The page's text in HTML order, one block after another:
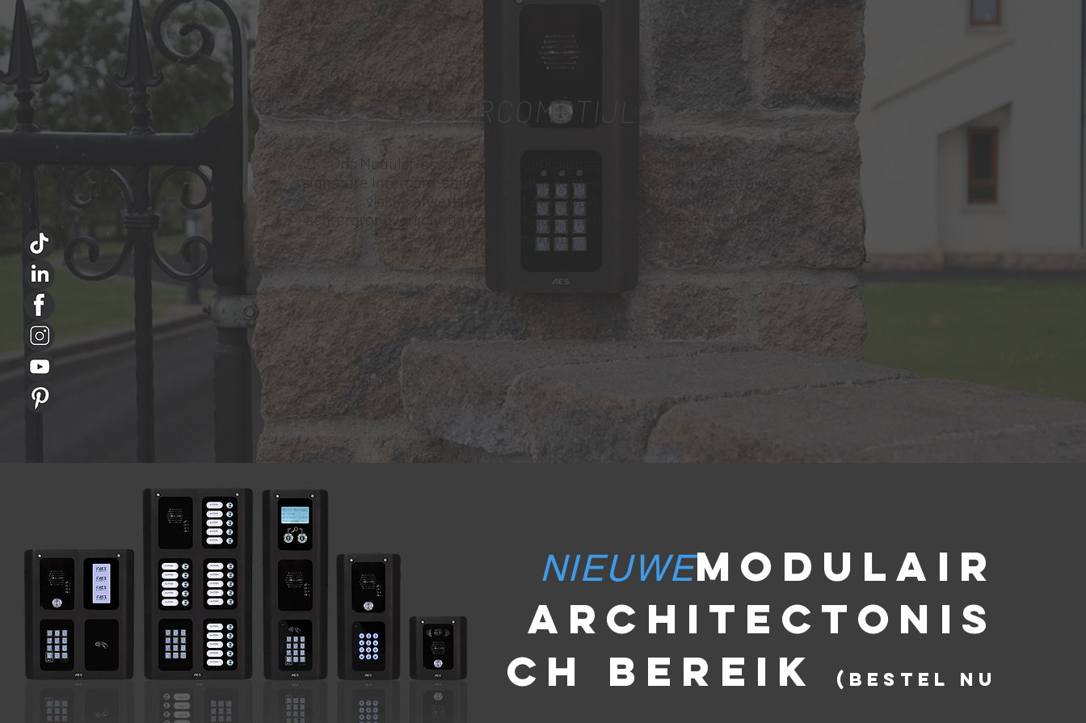
INTERCOMSTIJLEN
Ons Modular-assortiment is verkrijgbaar in verschillende AES-
signature Intercom-stijlen waaruit u kunt kiezen. Of je nu een strakke,
vlakke afwerking wilt of een coole architectuur met
achtergrondverlichting aan de muur. Wie houdt er niet van keuzes te
maken!
NIEUWEMODULAIR
architectonis
ch BEREIK
(bestel nu